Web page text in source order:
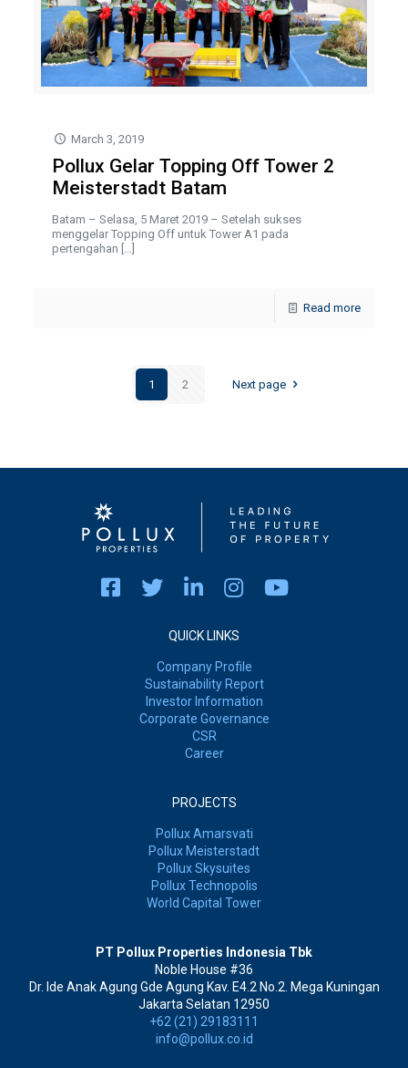
March 3, 2019
Pollux Gelar Topping Off Tower 2
Meisterstadt Batam
Batam – Selasa, 5 Maret 2019 – Setelah sukses
menggelar Topping Off untuk Tower A1 pada
pertengahan […]
Read more
1 2 Next page
QUICK LINKS
Company Profile
Sustainability Report
Investor Information
Corporate Governance
CSR
Career
PROJECTS
Pollux Amarsvati
Pollux Meisterstadt
Pollux Skysuites
Pollux Technopolis
World Capital Tower
PT Pollux Properties Indonesia Tbk
Noble House #36
Dr. Ide Anak Agung Gde Agung Kav. E4.2 No.2. Mega Kuningan
Jakarta Selatan 12950
+62 (21) 29183111
info@pollux.co.id